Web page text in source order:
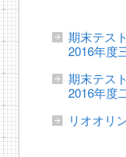
期末テス
2016年度
期末テス
2016年度
リオオリ